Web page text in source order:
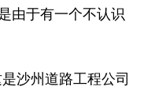
由于有一个不认识
沙州道路工程公司